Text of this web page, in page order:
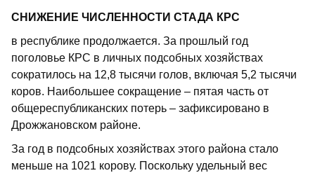
СНИЖЕНИЕ ЧИСЛЕННОСТИ СТАДА КРС
в республике продолжается. За прошлый год
поголовье КРС в личных подсобных хозяйствах
сократилось на 12,8 тысячи голов, включая 5,2 тысячи
коров. Наибольшее сокращение – пятая часть от
общереспуб­ликанских потерь – зафиксировано в
Дрожжановском районе.
За год в подсобных хозяйствах этого района стало
меньше на 1021 корову. Поскольку удельный вес